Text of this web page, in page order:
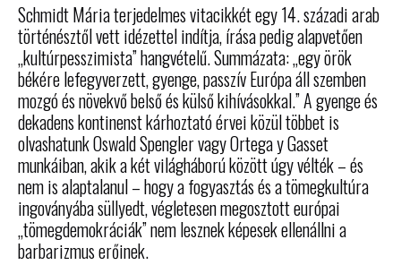
Schmidt Mária terjedelmes vitacikkét egy 14. századi arab
történésztől vett idézettel indítja, írása pedig alapvetően
„kultúrpesszimista” hangvételű. Summázata: „egy örök
békére lefegyverzett, gyenge, passzív Európa áll szemben
mozgó és növekvő belső és külső kihívásokkal.” A gyenge és
dekadens kontinenst kárhoztató érvei közül többet is
olvashatunk Oswald Spengler vagy Ortega y Gasset
munkáiban, akik a két világháború között úgy vélték – és
nem is alaptalanul – hogy a fogyasztás és a tömegkultúra
ingoványába süllyedt, végletesen megosztott európai
„tömegdemokráciák” nem lesznek képesek ellenállni a
barbarizmus erőinek.